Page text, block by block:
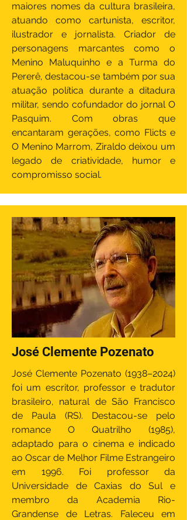
maiores nomes da cultura brasileira,
atuando como cartunista, escritor,
ilustrador e jornalista. Criador de
personagens marcantes como o
Menino Maluquinho e a Turma do
Pererê, destacou-se também por sua
atuação política durante a ditadura
militar, sendo cofundador do jornal O
Pasquim. Com obras que
encantaram gerações, como Flicts e
O Menino Marrom, Ziraldo deixou um
legado de criatividade, humor e
compromisso social.
José Clemente Pozenato
José Clemente Pozenato (1938–2024)
foi um escritor, professor e tradutor
brasileiro, natural de São Francisco
de Paula (RS). Destacou-se pelo
romance O Quatrilho (1985),
adaptado para o cinema e indicado
ao Oscar de Melhor Filme Estrangeiro
em 1996. Foi professor da
Universidade de Caxias do Sul e
membro da Academia Rio-
Grandense de Letras. Faleceu em